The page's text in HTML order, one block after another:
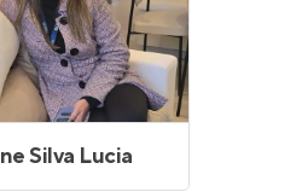
Silva Lucia